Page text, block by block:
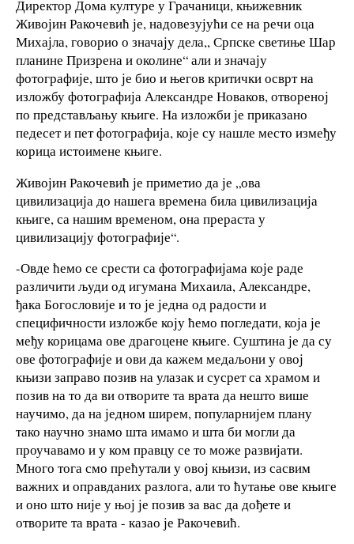
Директор Дома културе у Грачаници, књижевник
Живојин Ракочевић је, надовезујући се на речи оца
Михајла, говорио о значају дела,, Српске светиње Шар
планине Призрена и околине“ али и значају
фотографије, што је био и његов критички осврт на
изложбу фотографија Александре Новаков, отвореној
по представљању књиге. На изложби је приказано
педесет и пет фотографија, које су нашле место између
корица истоимене књиге.
Живојин Ракочевић је приметио да је „ова
цивилизација до нашега времена била цивилизација
књиге, са нашим временом, она прераста у
цивилизацију фотографије“.
-Овде ћемо се срести са фотографијама које раде
различити људи од игумана Михаила, Александре,
ђака Богословије и то је једна од радости и
специфичности изложбе коју ћемо погледати, која је
међу корицама ове драгоцене књиге. Суштина је да су
ове фотографије и ови да кажем медаљони у овој
књизи заправо позив на улазак и сусрет са храмом и
позив на то да ви отворите та врата да нешто више
научимо, да на једном ширем, популарнијем плану
тако научно знамо шта имамо и шта би могли да
проучавамо и у ком правцу се то може развијати.
Много тога смо прећутали у овој књизи, из сасвим
важних и оправданих разлога, али то ћутање ове књиге
и оно што није у њој је позив за вас да дођете и
отворите та врата - казао је Ракочевић.